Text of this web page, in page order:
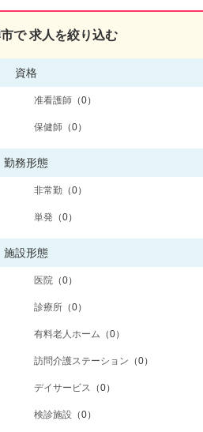
で 求人を絞り込む
資格
准看護師 （0）
保健師 （0）
勤務形態
非常勤 （0）
単発 （0）
施設形態
医院 （0）
診療所 （0）
有料老人ホーム （0）
訪問介護ステーション （0）
デイサービス （0）
検診施設 （0）